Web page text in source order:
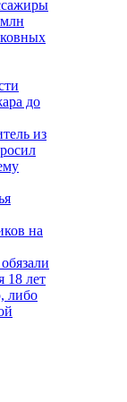
до
из
на
18 лет
либо